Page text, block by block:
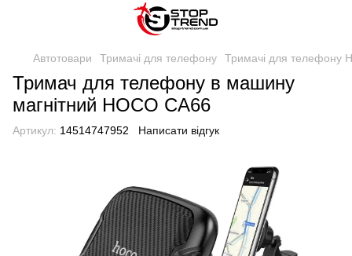
Автотовари Тримачі для телефону Тримачі для телефону
Тримач для телефону в машину
магнітний HOCO CA66
Артикул: 14514747952 Написати відгук